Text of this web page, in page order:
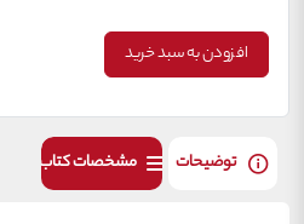
افزودن به سبد خرید
توضیحات مشخصات کتاب